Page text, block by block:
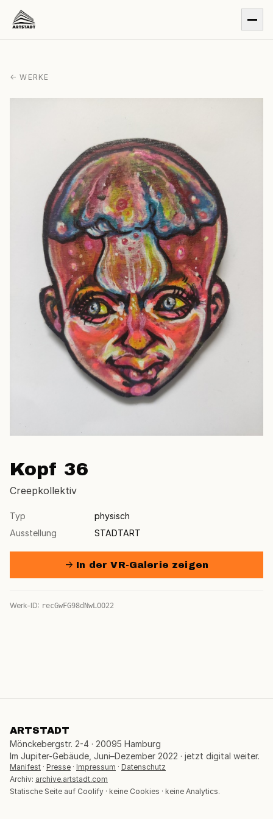
← WERKE
Kopf 36
Creepkollektiv
Typ
physisch
Ausstellung
STADTART
→ In der VR-Galerie zeigen
Werk-ID: recGwFG98dNwLOO22
ARTSTADT
Mönckebergstr. 2-4 · 20095 Hamburg
Im Jupiter-Gebäude, Juni–Dezember 2022 · jetzt digital weiter.
Manifest · Presse · Impressum · Datenschutz
Archiv: archive.artstadt.com
Statische Seite auf Coolify · keine Cookies · keine Analytics.